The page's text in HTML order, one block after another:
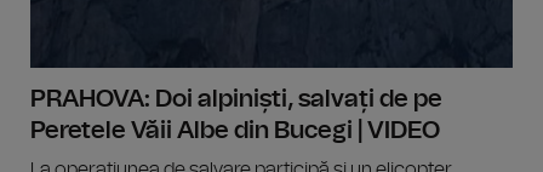
PRAHOVA: Doi alpiniști, salvați de pe
Peretele Văii Albe din Bucegi | VIDEO